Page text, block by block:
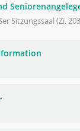
Sitzungssaal (Zi.